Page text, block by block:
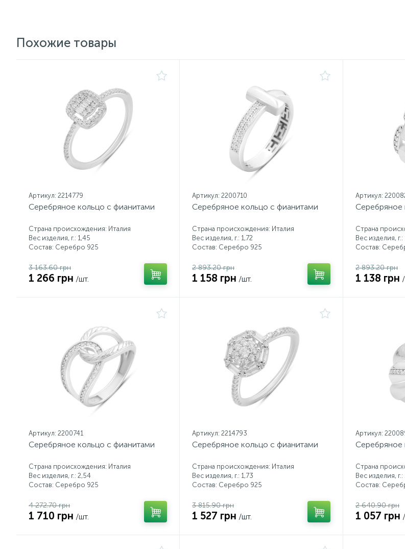
Похожие товары
Артикул: 2214779
Серебряное кольцо с фианитами
Страна происхождения: Италия
Вес изделия, г.: 1,45
Состав: Серебро 925
3 163.60 грн
1 266 грн /шт.
Артикул: 2200710
Серебряное кольцо с фианитами
Страна происхождения: Италия
Вес изделия, г.: 1,72
Состав: Серебро 925
2 893.20 грн
1 158 грн /шт.
Артикул:
Серебряное
Страна
Вес изделия, г.:
Состав:
2 893.20 грн
1 138 грн
Артикул: 2200741
Серебряное кольцо с фианитами
Страна происхождения: Италия
Вес изделия, г.: 2,54
Состав: Серебро 925
4 272.70 грн
1 710 грн /шт.
Артикул: 2214793
Серебряное кольцо с фианитами
Страна происхождения: Италия
Вес изделия, г.: 1,73
Состав: Серебро 925
3 815.90 грн
1 527 грн /шт.
Артикул:
Серебряное
Страна
Вес изделия, г.:
Состав:
2 640.90 грн
1 057 грн